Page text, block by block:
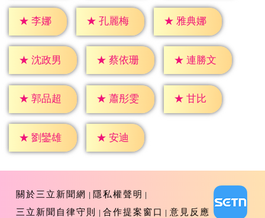
★ 李娜 ★ 孔麗梅 ★ 雅典娜
★ 沈政男 ★ 蔡依珊 ★ 連勝文
★ 郭品超 ★ 蕭彤雯 ★ 甘比
★ 劉鑾雄 ★ 安迪
關於三立新聞網
隱私權聲明
三立新聞自律守則
合作提案窗口 意見反應